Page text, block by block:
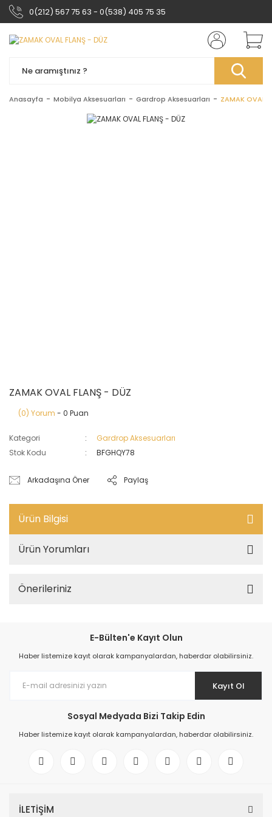
0(212) 567 75 63 - 0(538) 405 75 35
Anasayfa Mobilya Aksesuarları Gardrop Aksesuarları ZAMAK OVAL
ZAMAK OVAL FLANŞ - DÜZ
(0) Yorum - 0 Puan
Kategori
Gardrop Aksesuarları
Stok Kodu
BFGHQY78
Arkadaşına Öner Paylaş
Ürün Bilgisi
Ürün Yorumları
Önerileriniz
E-Bülten'e Kayıt Olun
Haber listemize kayıt olarak kampanyalardan, haberdar olabilirsiniz.
Kayıt Ol
Sosyal Medyada Bizi Takip Edin
Haber listemize kayıt olarak kampanyalardan, haberdar olabilirsiniz.
İLETİŞİM